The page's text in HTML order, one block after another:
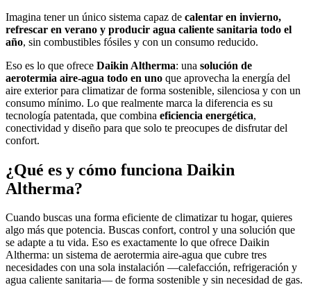
Imagina tener un único sistema capaz de calentar en invierno,
refrescar en verano y producir agua caliente sanitaria todo el
año, sin combustibles fósiles y con un consumo reducido.
Eso es lo que ofrece Daikin Altherma: una solución de
aerotermia aire-agua todo en uno que aprovecha la energía del
aire exterior para climatizar de forma sostenible, silenciosa y con un
consumo mínimo. Lo que realmente marca la diferencia es su
tecnología patentada, que combina eficiencia energética,
conectividad y diseño para que solo te preocupes de disfrutar del
confort.
¿Qué es y cómo funciona Daikin
Altherma?
Cuando buscas una forma eficiente de climatizar tu hogar, quieres
algo más que potencia. Buscas confort, control y una solución que
se adapte a tu vida. Eso es exactamente lo que ofrece Daikin
Altherma: un sistema de aerotermia aire-agua que cubre tres
necesidades con una sola instalación —calefacción, refrigeración y
agua caliente sanitaria— de forma sostenible y sin necesidad de gas.